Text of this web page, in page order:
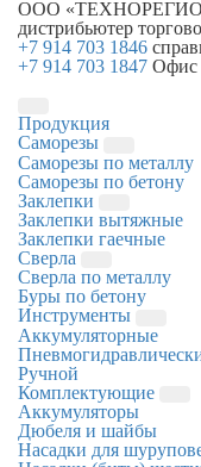
ООО
дистрибьютер
+7 914 703 1846
+7 914 703 1847 Офис
Продукция
Саморезы
Саморезы по металлу
Саморезы по бетону
Заклепки
Заклепки вытяжные
Заклепки гаечные
Сверла
Сверла по металлу
Буры по бетону
Инструменты
Аккумуляторные
Ручной
Комплектующие
Аккумуляторы
Дюбеля и шайбы
Насадки для